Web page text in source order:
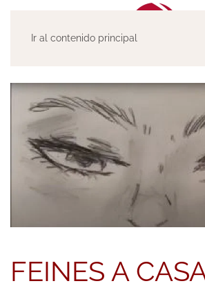
Ir al contenido principal
FEINES A